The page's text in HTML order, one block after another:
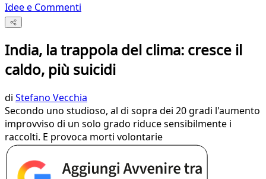
Idee e Commenti
India, la trappola del clima: cresce il
caldo, più suicidi
di Stefano Vecchia
Secondo uno studioso, al di sopra dei 20 gradi l'aumento
improvviso di un solo grado riduce sensibilmente i
raccolti. E provoca morti volontarie